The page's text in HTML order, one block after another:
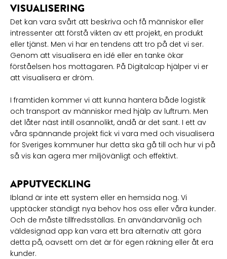
VISUALISERING
Det kan vara svårt att beskriva och få människor eller
intressenter att förstå vikten av ett projekt, en produkt
eller tjänst. Men vi har en tendens att tro på det vi ser.
Genom att visualisera en idé eller en tanke ökar
förståelsen hos mottagaren. På Digitalcap hjälper vi er
att visualisera er dröm.
I framtiden kommer vi att kunna hantera både logistik
och transport av människor med hjälp av luftrum. Men
det låter näst intill osannolikt, ändå är det sant. I ett av
våra spännande projekt fick vi vara med och visualisera
för Sveriges kommuner hur detta ska gå till och hur vi på
så vis kan agera mer miljövänligt och effektivt.
APPUTVECKLING
Ibland är inte ett system eller en hemsida nog. Vi
upptäcker ständigt nya behov hos oss eller våra kunder.
Och de måste tillfredsställas. En användarvänlig och
väldesignad app kan vara ett bra alternativ att göra
detta på, oavsett om det är för egen räkning eller åt era
kunder.